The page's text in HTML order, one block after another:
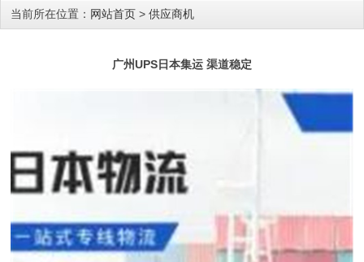
当前所在位置： 网站首页 > 供应商机
广州UPS日本集运 渠道稳定